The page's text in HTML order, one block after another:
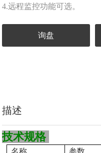
4.远程监控功能可选。
询盘
描述
技术规格
名称 参数